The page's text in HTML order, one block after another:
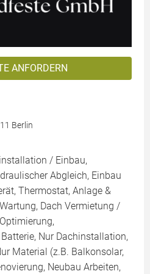
ANFORDERN
Berlin
/ Einbau,
Abgleich, Einbau
Thermostat, Anlage &
Dach Vermietung /
Nur Dachinstallation,
Material (z.B. Balkonsolar,
Neubau Arbeiten,